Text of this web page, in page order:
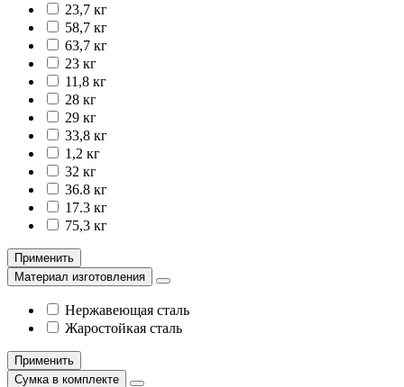
23,7 кг
58,7 кг
63,7 кг
23 кг
11,8 кг
28 кг
29 кг
33,8 кг
1,2 кг
32 кг
36.8 кг
17.3 кг
75,3 кг
Применить
Материал изготовления
Нержавеющая сталь
Жаростойкая сталь
Применить
Сумка в комплекте